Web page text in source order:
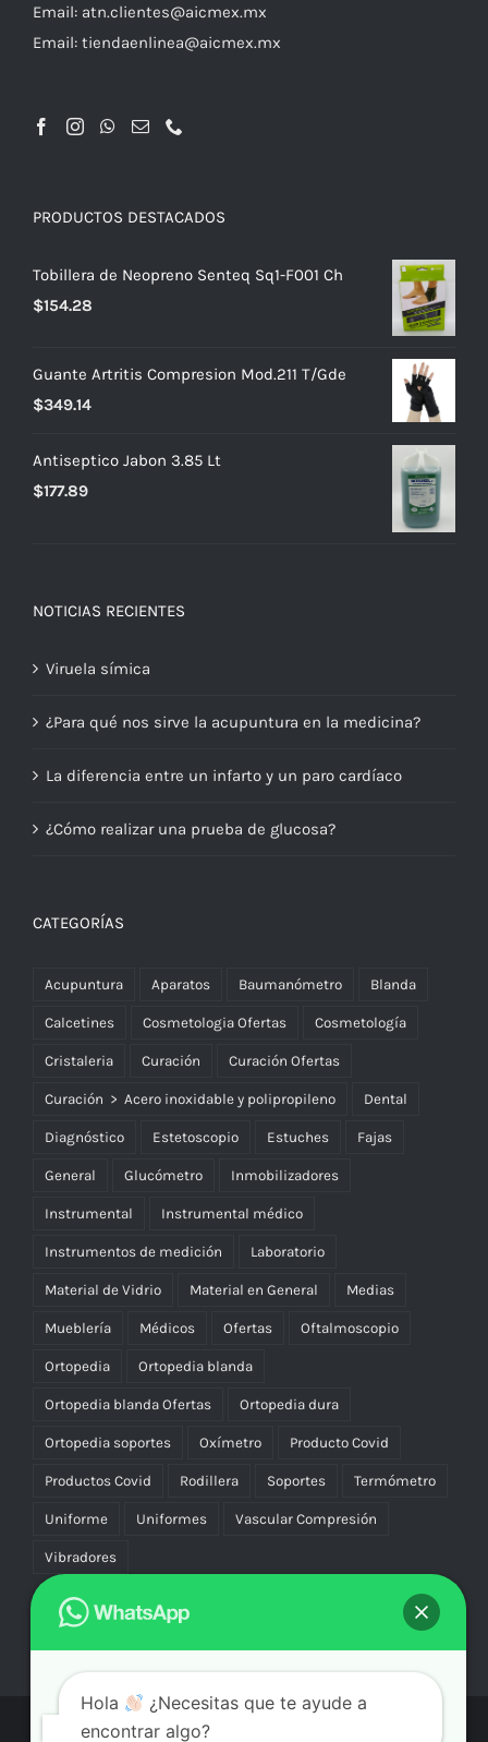
Email: atn.clientes@aicmex.mx
Email: tiendaenlinea@aicmex.mx
PRODUCTOS DESTACADOS
Tobillera de Neopreno Senteq Sq1-F001 Ch
$154.28
Guante Artritis Compresion Mod.211 T/Gde
$349.14
Antiseptico Jabon 3.85 Lt
$177.89
NOTICIAS RECIENTES
Viruela símica
¿Para qué nos sirve la acupuntura en la medicina?
La diferencia entre un infarto y un paro cardíaco
¿Cómo realizar una prueba de glucosa?
CATEGORÍAS
Acupuntura Aparatos Baumanómetro Blanda
Calcetines Cosmetologia Ofertas Cosmetología
Cristaleria Curación Curación Ofertas
Curación > Acero inoxidable y polipropileno Dental
Diagnóstico Estetoscopio Estuches Fajas
General Glucómetro Inmobilizadores
Instrumental Instrumental médico
Instrumentos de medición Laboratorio
Material de Vidrio Material en General Medias
Mueblería Médicos Ofertas Oftalmoscopio
Ortopedia Ortopedia blanda
Ortopedia blanda Ofertas Ortopedia dura
Ortopedia soportes Oxímetro Producto Covid
Productos Covid Rodillera Soportes Termómetro
Uniforme Uniformes Vascular Compresión
Vibradores
Hola
¿Necesitas que te ayude a
encontrar algo?